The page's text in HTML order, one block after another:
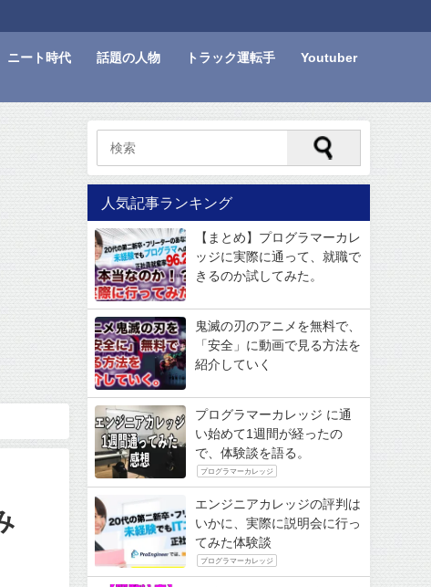
ニート時代 話題の人物 トラック運転手 Youtuber
人気記事ランキング
【まとめ】プログラマーカレ
ッジに実際に通って、就職で
きるのか試してみた。
鬼滅の刃のアニメを無料で、
「安全」に動画で見る方法を
紹介していく
プログラマーカレッジ に通
い始めて1週間が経ったの
で、体験談を語る。
プログラマーカレッジ
エンジニアカレッジの評判は
いかに、実際に説明会に行っ
てみた体験談
プログラマーカレッジ